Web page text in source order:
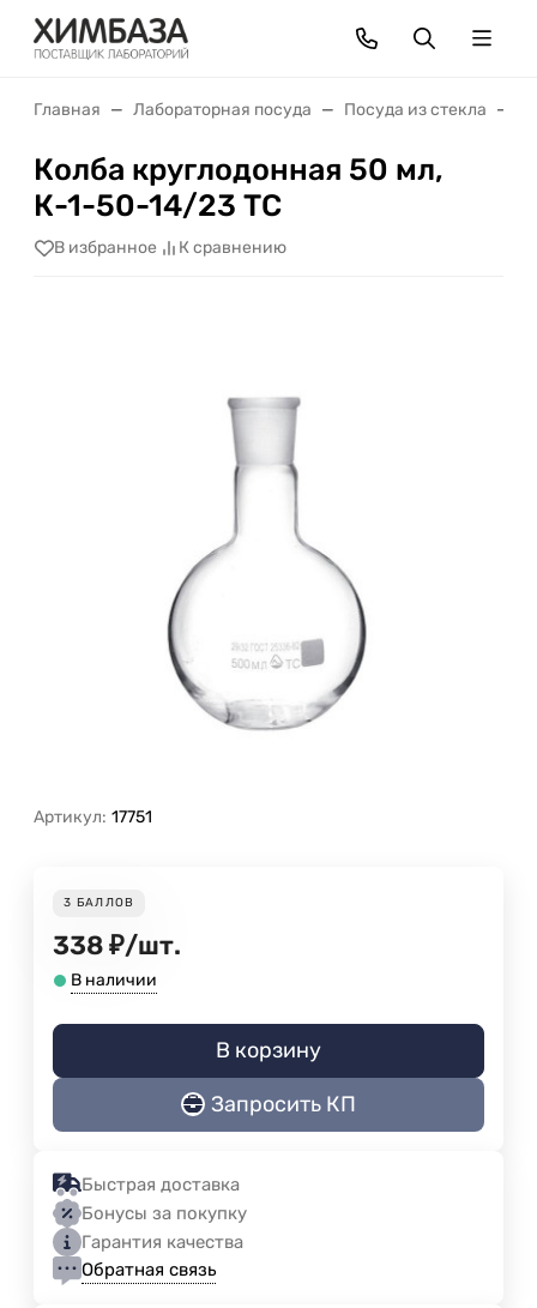
Главная Лабораторная посуда Посуда из стекла
Колба круглодонная 50 мл,
К-1-50-14/23 ТС
В избранное К сравнению
Артикул: 17751
3 БАЛЛОВ
338 ₽/шт.
В наличии
В корзину
Запросить КП
Быстрая доставка
Бонусы за покупку
Гарантия качества
Обратная связь